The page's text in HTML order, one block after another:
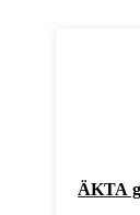
ÄKTA